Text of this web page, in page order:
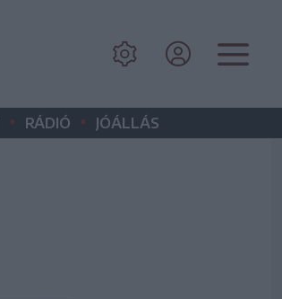
• RÁDIÓ • JÓÁLLÁS